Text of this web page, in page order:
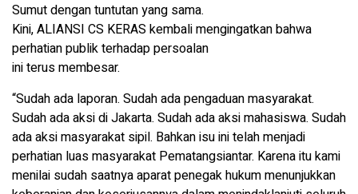
Sumut dengan tuntutan yang sama.
Kini, ALIANSI CS KERAS kembali mengingatkan bahwa
perhatian publik terhadap persoalan
ini terus membesar.
“Sudah ada laporan. Sudah ada pengaduan masyarakat.
Sudah ada aksi di Jakarta. Sudah ada aksi mahasiswa. Sudah
ada aksi masyarakat sipil. Bahkan isu ini telah menjadi
perhatian luas masyarakat Pematangsiantar. Karena itu kami
menilai sudah saatnya aparat penegak hukum menunjukkan